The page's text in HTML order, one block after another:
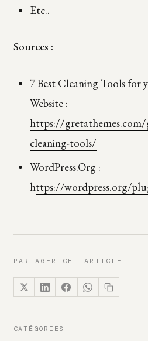
Etc..
Sources :
7 Best Cleaning Tools for
Website :
https://gretathemes.com/
cleaning-tools/
WordPress.Org :
https://wordpress.org/
PARTAGER CET ARTICLE
CATÉGORIES